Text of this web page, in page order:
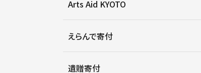
Arts Aid KYOTO
えらんで寄付
遺贈寄付